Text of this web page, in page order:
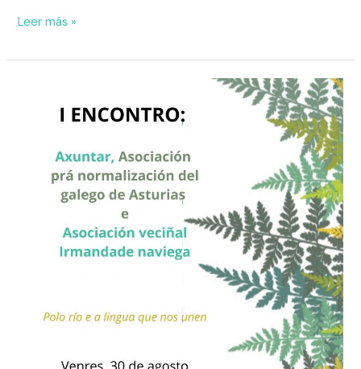
Leer más »